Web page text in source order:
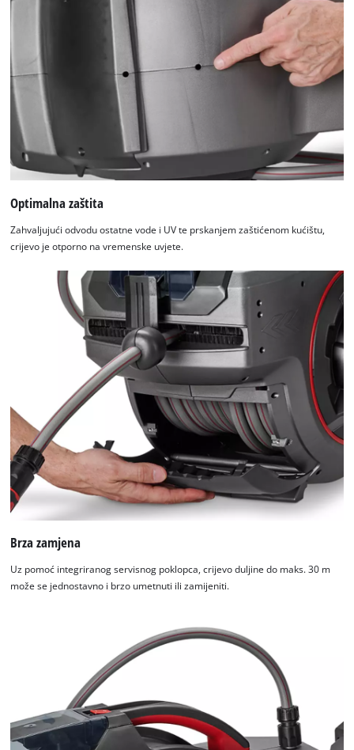
Optimalna zaštita
Zahvaljujući odvodu ostatne vode i UV te prskanjem zaštićenom kućištu,
crijevo je otporno na vremenske uvjete.
Brza zamjena
Uz pomoć integriranog servisnog poklopca, crijevo duljine do maks. 30 m
može se jednostavno i brzo umetnuti ili zamijeniti.